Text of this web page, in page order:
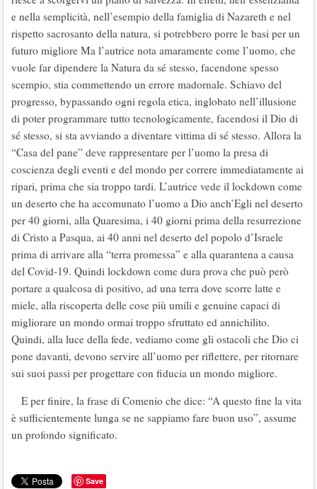
e nella semplicità, nell’esempio della famiglia di Nazareth e nel
rispetto sacrosanto della natura, si potrebbero porre le basi per un
futuro migliore Ma l’autrice nota amaramente come l’uomo, che
vuole far dipendere la Natura da sé stesso, facendone spesso
scempio, stia commettendo un errore madornale. Schiavo del
progresso, bypassando ogni regola etica, inglobato nell’illusione
di poter programmare tutto tecnologicamente, facendosi il Dio di
sé stesso, si sta avviando a diventare vittima di sé stesso. Allora la
“Casa del pane” deve rappresentare per l’uomo la presa di
coscienza degli eventi e del mondo per correre immediatamente ai
ripari, prima che sia troppo tardi. L’autrice vede il lockdown come
un deserto che ha accomunato l’uomo a Dio anch’Egli nel deserto
per 40 giorni, alla Quaresima, i 40 giorni prima della resurrezione
di Cristo a Pasqua, ai 40 anni nel deserto del popolo d’Israele
prima di arrivare alla “terra promessa” e alla quarantena a causa
del Covid-19. Quindi lockdown come dura prova che può però
portare a qualcosa di positivo, ad una terra dove scorre latte e
miele, alla riscoperta delle cose più umili e genuine capaci di
migliorare un mondo ormai troppo sfruttato ed annichilito.
Quindi, alla luce della fede, vediamo come gli ostacoli che Dio ci
pone davanti, devono servire all’uomo per riflettere, per ritornare
sui suoi passi per progettare con fiducia un mondo migliore.
E per finire, la frase di Comenio che dice: “A questo fine la vita
è sufficientemente lunga se ne sappiamo fare buon uso”, assume
un profondo significato.
Save